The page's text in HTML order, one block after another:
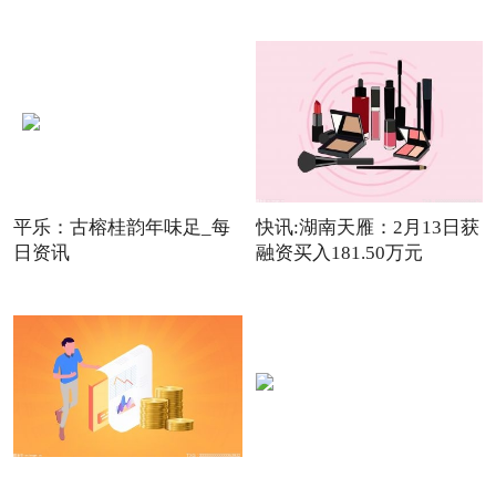
平乐：古榕桂韵年味足_每
日资讯
快讯:湖南天雁：2月13日获
融资买入181.50万元